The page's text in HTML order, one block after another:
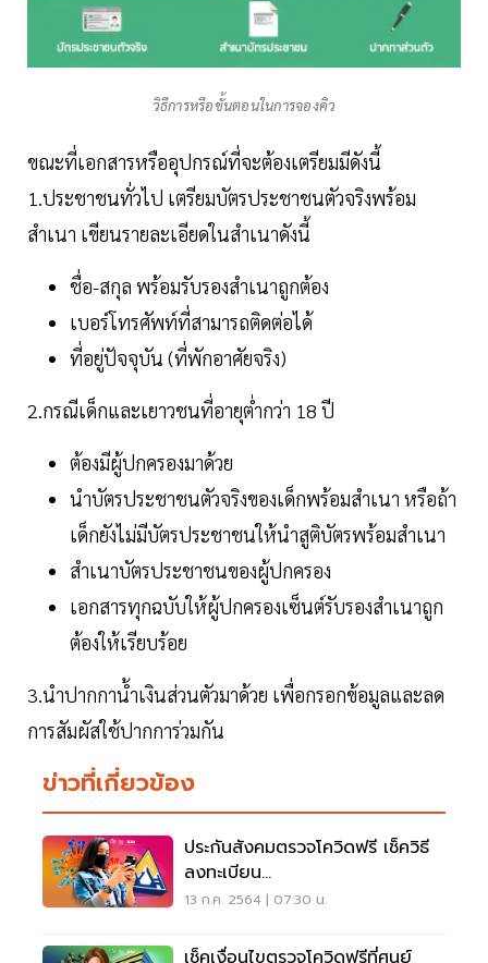
วิธีการหรือขั้นตอนในการจองคิว
ขณะที่เอกสารหรืออุปกรณ์ที่จะต้องเตรียมมีดังนี้
1.ประชาชนทั่วไป เตรียมบัตรประชาชนตัวจริงพร้อม
สำเนา เขียนรายละเอียดในสำเนาดังนี้
ชื่อ-สกุล พร้อมรับรองสำเนาถูกต้อง
เบอร์โทรศัพท์ที่สามารถติดต่อได้
ที่อยู่ปัจจุบัน (ที่พักอาศัยจริง)
2.กรณีเด็กและเยาวชนที่อายุต่ำกว่า 18 ปี
ต้องมีผู้ปกครองมาด้วย
นำบัตรประชาชนตัวจริงของเด็กพร้อมสำเนา หรือถ้า
เด็กยังไม่มีบัตรประชาชนให้นำสูติบัตรพร้อมสำเนา
สำเนาบัตรประชาชนของผู้ปกครอง
เอกสารทุกฉบับให้ผู้ปกครองเซ็นต์รับรองสำเนาถูก
ต้องให้เรียบร้อย
3.นำปากกาน้ำเงินส่วนตัวมาด้วย เพื่อกรอกข้อมูลและลด
การสัมผัสใช้ปากการ่วมกัน
ข่าวที่เกี่ยวข้อง
ประกันสังคมตรวจโควิดฟรี เช็ควิธี
ลงทะเบียน
Sso.icntracking.com/home/
13 ก.ค. 2564 | 07:30 น.
เช็คเงื่อนไขตรวจโควิดฟรีที่ศูนย์